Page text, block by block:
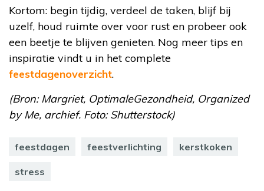
Kortom: begin tijdig, verdeel de taken, blijf bij
uzelf, houd ruimte over voor rust en probeer ook
een beetje te blijven genieten. Nog meer tips en
inspiratie vindt u in het complete
feestdagenoverzicht.
(Bron: Margriet, OptimaleGezondheid, Organized
by Me, archief. Foto: Shutterstock)
feestdagen feestverlichting kerstkoken
stress